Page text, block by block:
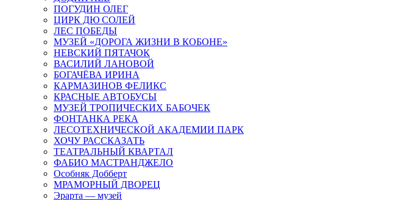
ПОГУДИН ОЛЕГ
ЦИРК ДЮ СОЛЕЙ
ЛЕС ПОБЕДЫ
МУЗЕЙ «ДОРОГА ЖИЗНИ В КОБОНЕ»
НЕВСКИЙ ПЯТАЧОК
ВАСИЛИЙ ЛАНОВОЙ
БОГАЧЁВА ИРИНА
КАРМАЗИНОВ ФЕЛИКС
КРАСНЫЕ АВТОБУСЫ
МУЗЕЙ ТРОПИЧЕСКИХ БАБОЧЕК
ФОНТАНКА РЕКА
ЛЕСОТЕХНИЧЕСКОЙ АКАДЕМИИ ПАРК
ХОЧУ РАССКАЗАТЬ
ТЕАТРАЛЬНЫЙ КВАРТАЛ
ФАБИО МАСТРАНДЖЕЛО
Особняк Добберт
МРАМОРНЫЙ ДВОРЕЦ
Эрарта — музей